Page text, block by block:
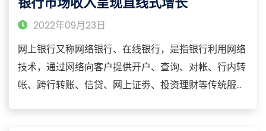
2022年09月23日
网上银行又称网络银行、在线银行，是指银行利用网络
技术，通过网络向客户提供开户、查询、对帐、行内转
帐、跨行转账、信贷、网上证劵、投资理财等传统服务